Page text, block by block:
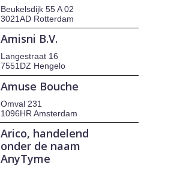
Beukelsdijk 55 A 02
3021AD Rotterdam
Amisni B.V.
Langestraat 16
7551DZ Hengelo
Amuse Bouche
Omval 231
1096HR Amsterdam
Arico, handelend
onder de naam
AnyTyme